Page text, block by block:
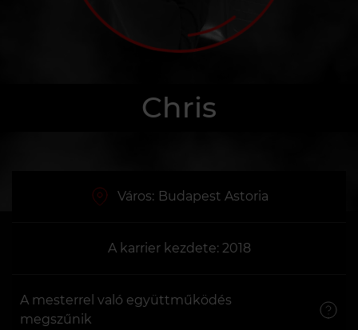
Chris
Város: Budapest Astoria
A karrier kezdete: 2018
A mesterrel való együttműködés
megszűnik